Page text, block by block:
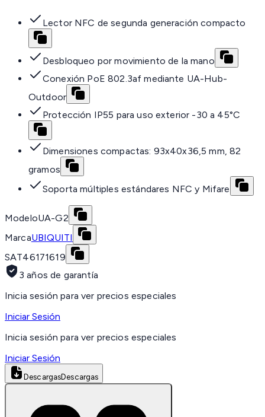
Lector NFC de segunda generación compacto
Desbloqueo por movimiento de la mano
Conexión PoE 802.3af mediante UA-Hub-
Outdoor
Protección IP55 para uso exterior -30 a 45°C
Dimensiones compactas: 93x40x36,5 mm, 82
gramos
Soporta múltiples estándares NFC y Mifare
ModeloUA-G2
MarcaUBIQUITI
SAT46171619
3 años de garantía
Inicia sesión para ver precios especiales
Iniciar Sesión
Inicia sesión para ver precios especiales
Iniciar Sesión
DescargasDescargas